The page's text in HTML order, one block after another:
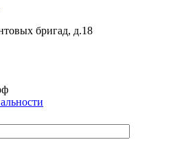
бригад, д.18